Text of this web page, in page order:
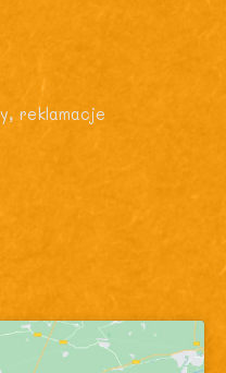
reklamacje